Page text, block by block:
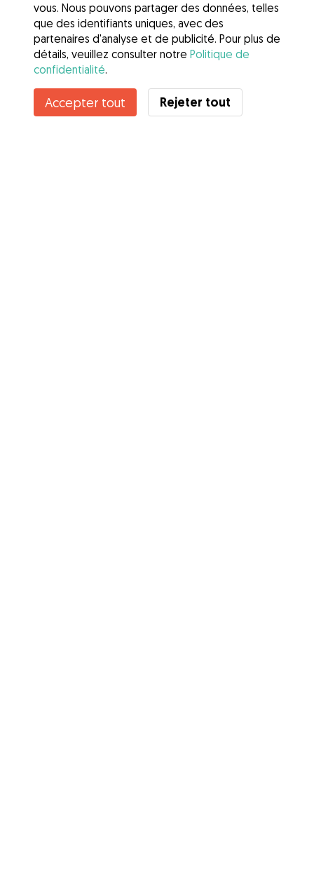
Connaissez-vous les avantages de Gudog ? Voir plus
vous. Nous pouvons partager des données, telles
que des identifiants uniques, avec des
partenaires d'analyse et de publicité. Pour plus de
détails, veuillez consulter notre Politique de
confidentialité.
Accepter tout Rejeter tout